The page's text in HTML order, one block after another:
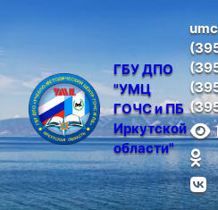
ГБУ ДПО
"УМЦ
ГОЧС и ПБ
Иркутской
области"